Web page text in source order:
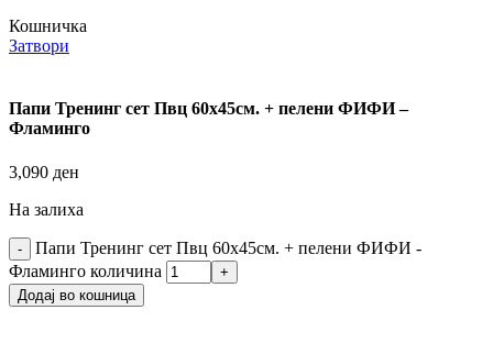
Кошничка
Затвори
Папи Тренинг сет Пвц 60х45см. + пелени ФИФИ –
Фламинго
3,090 ден
На залиха
Папи Тренинг сет Пвц 60х45см. + пелени ФИФИ -
Фламинго количина
Додај во кошница